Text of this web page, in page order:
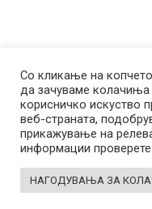
ПОЛИТИКА ЗА
Copyright
Со кликање на
да зачуваме
корисничко искуство
веб-страната,
прикажување на
информации
НАГОДУВАЊА ЗА